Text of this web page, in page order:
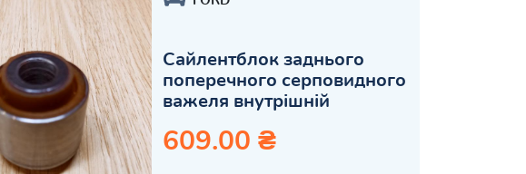
Сайлентблок заднього
поперечного серповидного
важеля внутрішній
609.00 ₴